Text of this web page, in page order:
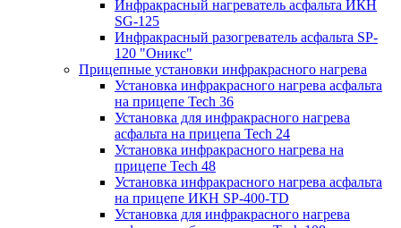
Инфракрасный нагреватель асфальта ИКН
SG-125
Инфракрасный разогреватель асфальта SP-
120 "Оникс"
Прицепные установки инфракрасного нагрева
Установка инфракрасного нагрева асфальта
на прицепе Tech 36
Установка для инфракрасного нагрева
асфальта на прицепа Tech 24
Установка инфракрасного нагрева на
прицепе Tech 48
Установка инфракрасного нагрева асфальта
на прицепе ИКН SP-400-TD
Установка для инфракрасного нагрева